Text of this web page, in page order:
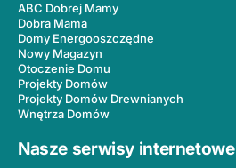
ABC Dobrej Mamy
Dobra Mama
Domy Energooszczędne
Nowy Magazyn
Otoczenie Domu
Projekty Domów
Projekty Domów Drewnianych
Wnętrza Domów
Nasze serwisy internetowe